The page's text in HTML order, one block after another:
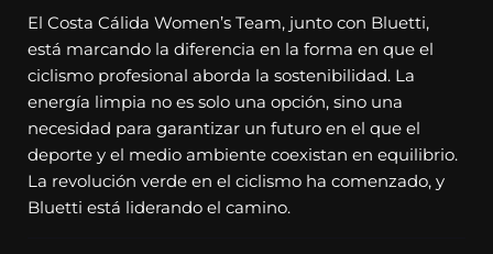
El Costa Cálida Women’s Team, junto con Bluetti,
está marcando la diferencia en la forma en que el
ciclismo profesional aborda la sostenibilidad. La
energía limpia no es solo una opción, sino una
necesidad para garantizar un futuro en el que el
deporte y el medio ambiente coexistan en equilibrio.
La revolución verde en el ciclismo ha comenzado, y
Bluetti está liderando el camino.